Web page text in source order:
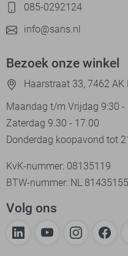
085-0292124
info@sans.nl
Bezoek onze winkel
Haarstraat 33, 7462 AK
Maandag t/m Vrijdag 9:30 -
Zaterdag 9.30 - 17.00
Donderdag koopavond tot
KvK-nummer: 08135119
BTW-nummer: NL
Volg ons